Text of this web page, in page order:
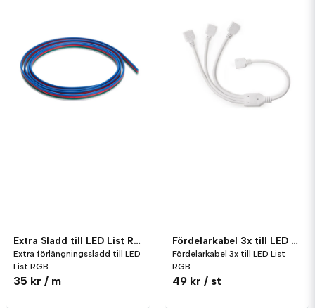
Ja, ni får publicera min fråga
Extra Sladd till LED List RGB
Extra förlängningssladd till LED
List RGB
35 kr / m
Fördelarkabel 3x till LED List RGB
Fördelarkabel 3x till LED List
RGB
49 kr / st